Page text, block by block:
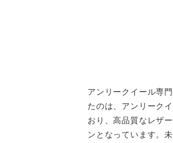
アンリークイール専
たのは、アンリーク
おり、高品質なレザ
ンとなっています。